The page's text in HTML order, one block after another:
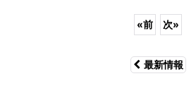
«前 次»
最新情報